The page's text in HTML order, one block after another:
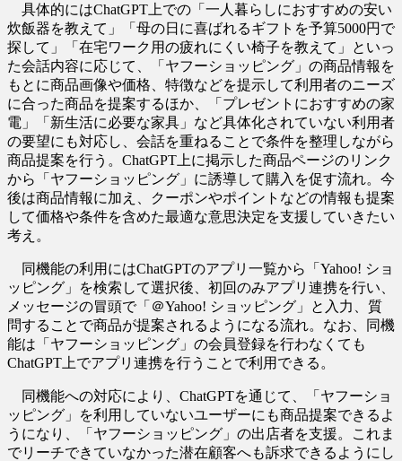
具体的にはChatGPT上での「一人暮らしにおすすめの安い
炊飯器を教えて」「母の日に喜ばれるギフトを予算5000円で
探して」「在宅ワーク用の疲れにくい椅子を教えて」といっ
た会話内容に応じて、「ヤフーショッピング」の商品情報を
もとに商品画像や価格、特徴などを提示して利用者のニーズ
に合った商品を提案するほか、「プレゼントにおすすめの家
電」「新生活に必要な家具」など具体化されていない利用者
の要望にも対応し、会話を重ねることで条件を整理しながら
商品提案を行う。ChatGPT上に掲示した商品ページのリンク
から「ヤフーショッピング」に誘導して購入を促す流れ。今
後は商品情報に加え、クーポンやポイントなどの情報も提案
して価格や条件を含めた最適な意思決定を支援していきたい
考え。
同機能の利用にはChatGPTのアプリ一覧から「Yahoo! ショ
ッピング」を検索して選択後、初回のみアプリ連携を行い、
メッセージの冒頭で「＠Yahoo! ショッピング」と入力、質
問することで商品が提案されるようになる流れ。なお、同機
能は「ヤフーショッピング」の会員登録を行わなくても
ChatGPT上でアプリ連携を行うことで利用できる。
同機能への対応により、ChatGPTを通じて、「ヤフーショ
ッピング」を利用していないユーザーにも商品提案できるよ
うになり、「ヤフーショッピング」の出店者を支援。これま
でリーチできていなかった潜在顧客へも訴求できるようにし